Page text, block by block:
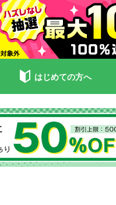
はじめての方へ